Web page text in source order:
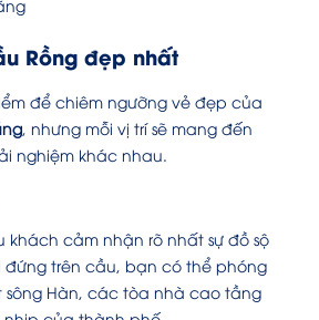
Rồng đẹp nhất
để chiêm ngưỡng vẻ đẹp của
, nhưng mỗi vị trí sẽ mang đến
nghiệm khác nhau.
khách cảm nhận rõ nhất sự đồ sộ
đứng trên cầu, bạn có thể phóng
Hàn, các tòa nhà cao tầng